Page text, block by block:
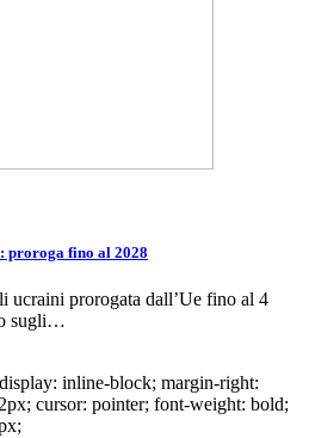
proroga fino al 2028
ucraini prorogata dall’Ue fino al 4
sugli…
inline-block; margin-right:
cursor: pointer; font-weight: bold;